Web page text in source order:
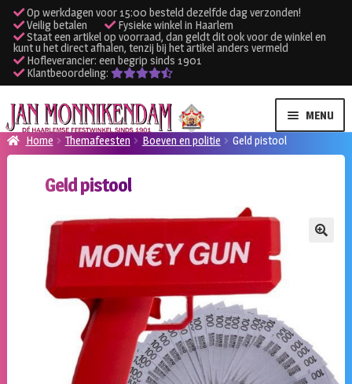
Op werkdagen voor 15:00 besteld dezelfde dag verzonden!
Veilig betalen
Fysieke winkel in Haarlem
Staat een artikel op voorraad, dan geldt dit ook voor de winkel en
kunt u het direct afhalen, tenzij bij het artikel anders vermeld
Hofleverancier: een begrip sinds 1901
Klantbeoordeling:
Ga
door
naar
Ga
naar
de
MENU
Onze winkel
Klantenservice
Inloggen
Home Themafeesten Boeven en politie Geld pistool
Geld pistool